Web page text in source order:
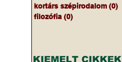
kortárs szépirodalom (0)
filozófia (0)
KIEMELT CIKKEK